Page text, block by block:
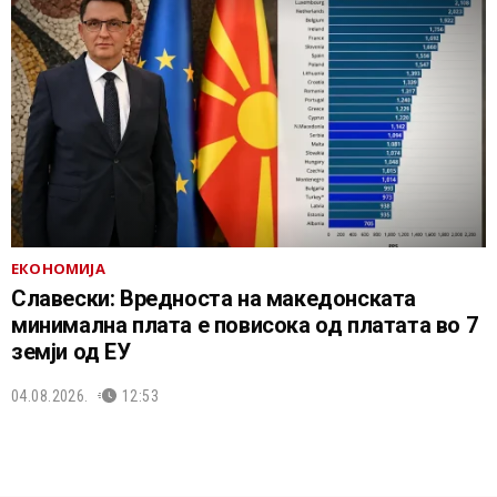
ЕКОНОМИЈА
Славески: Вредноста на македонската
минимална плата е повисока од платата во 7
земји од ЕУ
04.08.2026. 12:53